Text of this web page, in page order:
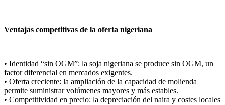
Ventajas competitivas de la oferta nigeriana
• Identidad “sin OGM”: la soja nigeriana se produce sin OGM, un
factor diferencial en mercados exigentes.
• Oferta creciente: la ampliación de la capacidad de molienda
permite suministrar volúmenes mayores y más estables.
• Competitividad en precio: la depreciación del naira y costes locales